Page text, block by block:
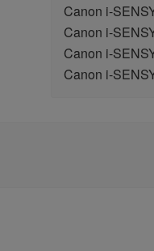
Canon i-
Canon i-
Canon i-
Canon i-